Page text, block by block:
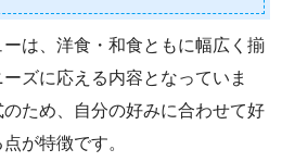
は、洋食・和食ともに幅広く揃
ズに応える内容となっていま
ため、自分の好みに合わせて好
が特徴です。